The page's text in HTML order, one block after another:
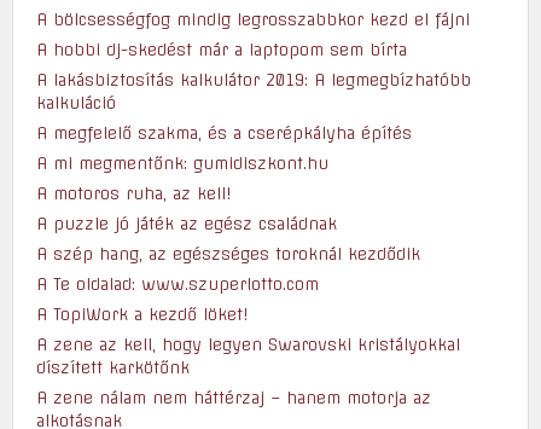
A bölcsességfog mindig legrosszabbkor kezd el fájni
A hobbi dj-skedést már a laptopom sem bírta
A lakásbiztosítás kalkulátor 2019: A legmegbízhatóbb
kalkuláció
A megfelelő szakma, és a cserépkályha építés
A mi megmentőnk: gumidiszkont.hu
A motoros ruha, az kell!
A puzzle jó játék az egész családnak
A szép hang, az egészséges toroknál kezdődik
A Te oldalad: www.szuperlotto.com
A TopiWork a kezdő löket!
A zene az kell, hogy legyen Swarovski kristályokkal
díszített karkötőnk
A zene nálam nem háttérzaj – hanem motorja az
alkotásnak